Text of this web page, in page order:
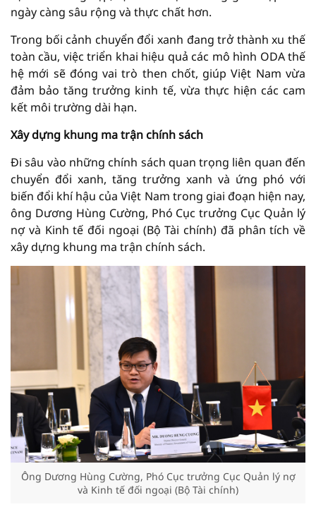
ngày càng sâu rộng và thực chất hơn.
Trong bối cảnh chuyển đổi xanh đang trở thành xu thế
toàn cầu, việc triển khai hiệu quả các mô hình ODA thế
hệ mới sẽ đóng vai trò then chốt, giúp Việt Nam vừa
đảm bảo tăng trưởng kinh tế, vừa thực hiện các cam
kết môi trường dài hạn.
Xây dựng khung ma trận chính sách
Đi sâu vào những chính sách quan trọng liên quan đến
chuyển đổi xanh, tăng trưởng xanh và ứng phó với
biến đổi khí hậu của Việt Nam trong giai đoạn hiện nay,
ông Dương Hùng Cường, Phó Cục trưởng Cục Quản lý
nợ và Kinh tế đối ngoại (Bộ Tài chính) đã phân tích về
xây dựng khung ma trận chính sách.
Ông Dương Hùng Cường, Phó Cục trưởng Cục Quản lý nợ
và Kinh tế đối ngoại (Bộ Tài chính)